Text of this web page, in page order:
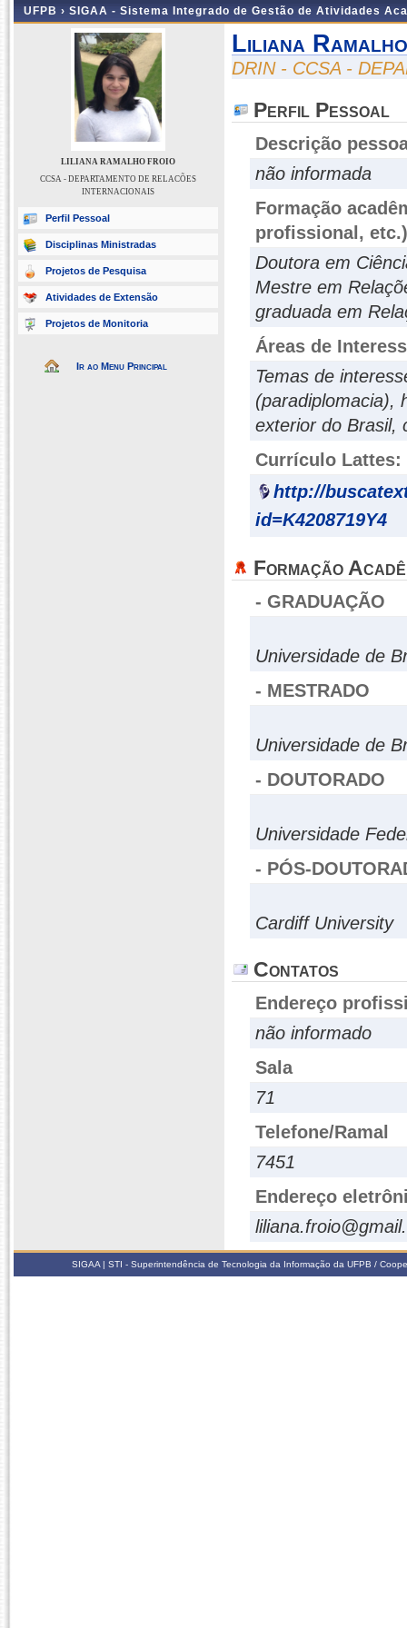
UFPB › SIGAA - Sistema Integrado de Gestão de Atividades
LILIANA RAMALHO FROIO
CCSA - DEPARTAMENTO DE RELACÕES
INTERNACIONAIS
Perfil Pessoal
Disciplinas Ministradas
Projetos de Pesquisa
Atividades de Extensão
Projetos de Monitoria
Ir ao Menu Principal
Liliana
DRIN - CCSA -
Perfil Pessoal
Descrição
não informada
Formação
profissional, etc.)
Doutora em
Mestre em
graduada em
Áreas de
Temas de
(paradiplomacia),
exterior do Brasil,
Currículo Lattes:
http://
id=K4208719Y4
Formação
- GRADUAÇÃO
Universidade de
- MESTRADO
Universidade de
- DOUTORADO
Universidade
- PÓS-
Cardiff University
Contatos
Endereço
não informado
Sala
71
Telefone/Ramal
7451
Endereço
SIGAA | STI - Superintendência de Tecnologia da Informação da UFPB /